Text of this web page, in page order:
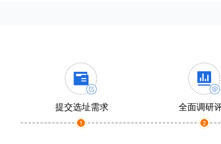
提交选址需求 全面调研